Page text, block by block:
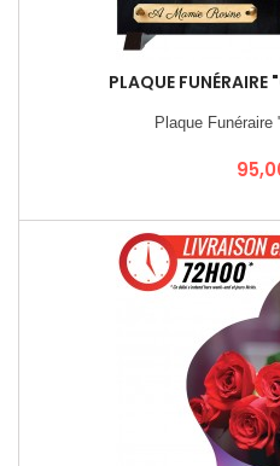
PLAQUE
Plaque
Prix